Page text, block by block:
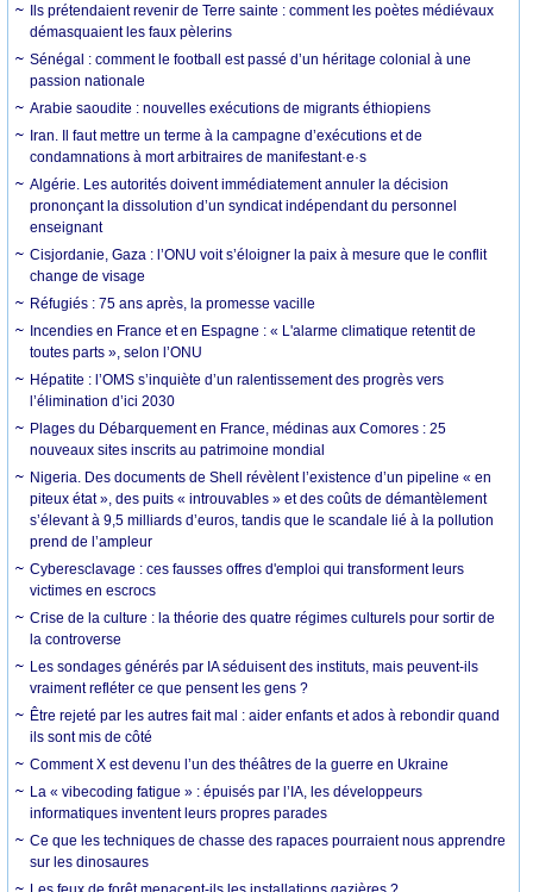
Ils prétendaient revenir de Terre sainte : comment les poètes médiévaux
démasquaient les faux pèlerins
Sénégal : comment le football est passé d’un héritage colonial à une
passion nationale
Arabie saoudite : nouvelles exécutions de migrants éthiopiens
Iran. Il faut mettre un terme à la campagne d’exécutions et de
condamnations à mort arbitraires de manifestant·e·s
Algérie. Les autorités doivent immédiatement annuler la décision
prononçant la dissolution d’un syndicat indépendant du personnel
enseignant
Cisjordanie, Gaza : l’ONU voit s’éloigner la paix à mesure que le conflit
change de visage
Réfugiés : 75 ans après, la promesse vacille
Incendies en France et en Espagne : « L'alarme climatique retentit de
toutes parts », selon l’ONU
Hépatite : l’OMS s’inquiète d’un ralentissement des progrès vers
l’élimination d’ici 2030
Plages du Débarquement en France, médinas aux Comores : 25
nouveaux sites inscrits au patrimoine mondial
Nigeria. Des documents de Shell révèlent l’existence d’un pipeline « en
piteux état », des puits « introuvables » et des coûts de démantèlement
s’élevant à 9,5 milliards d’euros, tandis que le scandale lié à la pollution
prend de l’ampleur
Cyberesclavage : ces fausses offres d'emploi qui transforment leurs
victimes en escrocs
Crise de la culture : la théorie des quatre régimes culturels pour sortir de
la controverse
Les sondages générés par IA séduisent des instituts, mais peuvent-ils
vraiment refléter ce que pensent les gens ?
Être rejeté par les autres fait mal : aider enfants et ados à rebondir quand
ils sont mis de côté
Comment X est devenu l’un des théâtres de la guerre en Ukraine
La « vibecoding fatigue » : épuisés par l’IA, les développeurs
informatiques inventent leurs propres parades
Ce que les techniques de chasse des rapaces pourraient nous apprendre
sur les dinosaures